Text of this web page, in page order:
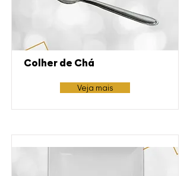
Colher de Chá
Veja mais